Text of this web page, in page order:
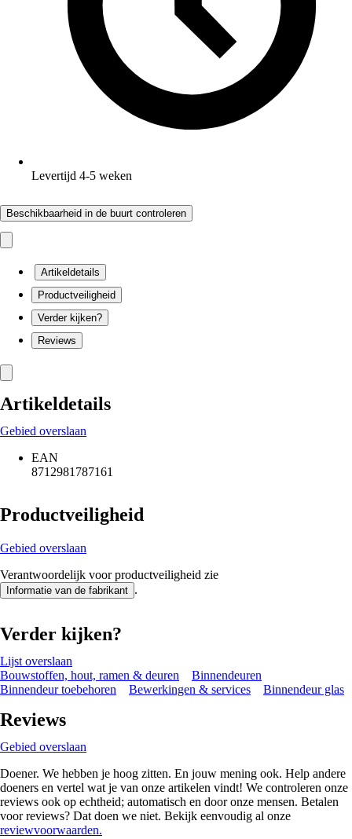
Levertijd 4-5 weken
Beschikbaarheid in de buurt controleren
Artikeldetails
Productveiligheid
Verder kijken?
Reviews
Artikeldetails
Gebied overslaan
EAN
8712981787161
Productveiligheid
Gebied overslaan
Verantwoordelijk voor productveiligheid zie
Informatie van de fabrikant .
Verder kijken?
Lijst overslaan
Bouwstoffen, hout, ramen & deuren
Binnendeuren
Binnendeur toebehoren
Bewerkingen & services Binnendeur glas
Reviews
Gebied overslaan
Doener. We hebben je hoog zitten. En jouw mening ook. Help andere
doeners en vertel wat je van onze artikelen vindt! We controleren onze
reviews ook op echtheid; automatisch en door onze mensen. Betalen
voor reviews? Dat doen we niet. Bekijk eenvoudig al onze
reviewvoorwaarden.